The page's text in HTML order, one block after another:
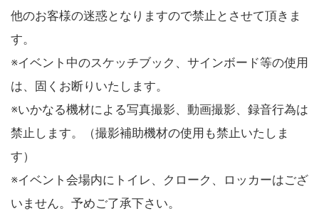
他のお客様の迷惑となりますので禁止とさせて頂きま
す。
※イベント中のスケッチブック、サインボード等の使用
は、固くお断りいたします。
※いかなる機材による写真撮影、動画撮影、録音行為は
禁止します。（撮影補助機材の使用も禁止いたしま
す）
※イベント会場内にトイレ、クローク、ロッカーはござ
いません。予めご了承下さい。